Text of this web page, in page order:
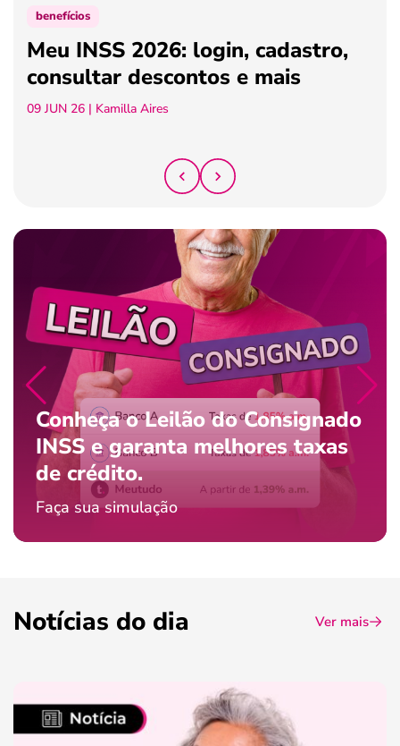
benefícios
Meu INSS 2026: login, cadastro,
consultar descontos e mais
09 JUN 26 | Kamilla Aires
Conheça o Leilão do Consignado
INSS e garanta melhores taxas
de crédito.
Faça sua simulação
Notícias do dia Ver mais